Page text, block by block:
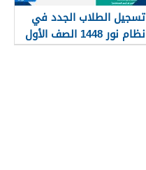
تسجيل الطلاب الجدد في
نظام نور 1448 الصف الأول
الابتدائي